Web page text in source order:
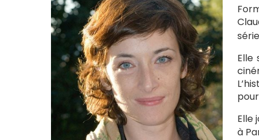
Elle
Elle
à